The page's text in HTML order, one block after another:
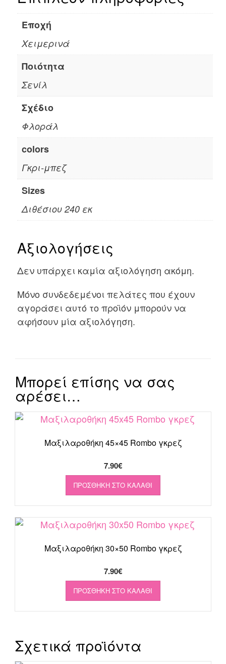
Εποχή
Χειμερινά
Ποιότητα
Σενίλ
Σχέδιο
Φλοράλ
colors
Γκρι-μπεζ
Sizes
Διθέσιου 240 εκ
Αξιολογήσεις
Δεν υπάρχει καμία αξιολόγηση ακόμη.
Μόνο συνδεδεμένοι πελάτες που έχουν
αγοράσει αυτό το προϊόν μπορούν να
αφήσουν μία αξιολόγηση.
Μπορεί επίσης να σας
αρέσει…
Μαξιλαροθήκη 45×45 Rombo γκρεζ
7.90€
ΠΡΟΣΘΉΚΗ ΣΤΟ ΚΑΛΆΘΙ
Μαξιλαροθήκη 30×50 Rombo γκρεζ
7.90€
ΠΡΟΣΘΉΚΗ ΣΤΟ ΚΑΛΆΘΙ
Σχετικά προϊόντα